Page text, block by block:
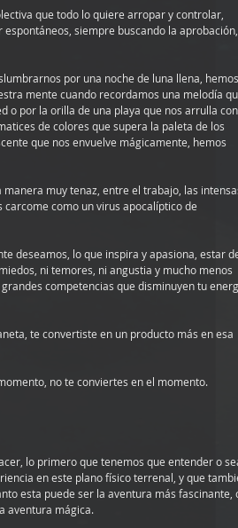
que todo lo quiere arropar y controlar,
siempre buscando la aprobación,
por una noche de luna llena, hemos
mente cuando recordamos una melodía
o por la orilla de una playa que nos arrulla
de colores que supera la paleta de los
que nos envuelve mágicamente, hemos
muy tenaz, entre el trabajo, las
como un virus apocalíptico de
deseamos, lo que inspira y apasiona, estar
ni temores, ni angustia y mucho menos
competencias que disminuyen tu
te convertiste en un producto más en esa
no te conviertes en el momento.
lo primero que tenemos que entender o
en este plano físico terrenal, y que
esta puede ser la aventura más fascinante,
aventura mágica.